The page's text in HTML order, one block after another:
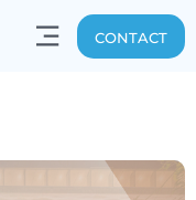
CONTACT